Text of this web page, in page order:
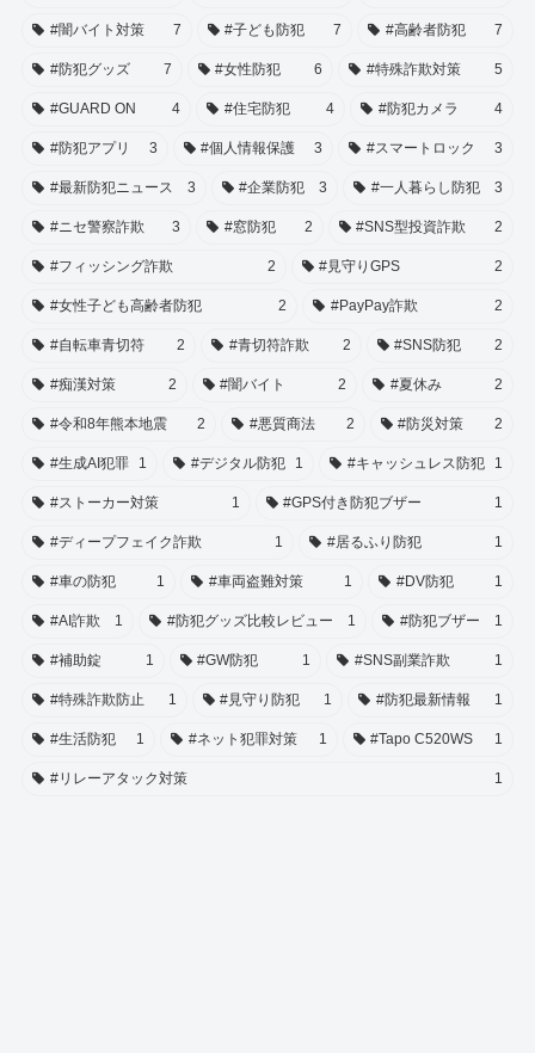
#闇バイト対策 7 #子ども防犯 7 #高齢者防犯 7
#防犯グッズ 7 #女性防犯 6 #特殊詐欺対策 5
#GUARD ON 4 #住宅防犯 4 #防犯カメラ 4
#防犯アプリ 3 #個人情報保護 3 #スマートロック 3
#最新防犯ニュース 3 #企業防犯 3 #一人暮らし防犯 3
#ニセ警察詐欺 3 #窓防犯 2 #SNS型投資詐欺 2
#フィッシング詐欺 2 #見守りGPS 2
#女性子ども高齢者防犯 2 #PayPay詐欺 2
#自転車青切符 2 #青切符詐欺 2 #SNS防犯 2
#痴漢対策 2 #闇バイト 2 #夏休み 2
#令和8年熊本地震 2 #悪質商法 2 #防災対策 2
#生成AI犯罪 1 #デジタル防犯 1 #キャッシュレス防犯 1
#ストーカー対策 1 #GPS付き防犯ブザー 1
#ディープフェイク詐欺 1 #居るふり防犯 1
#車の防犯 1 #車両盗難対策 1 #DV防犯 1
#AI詐欺 1 #防犯グッズ比較レビュー 1 #防犯ブザー 1
#補助錠 1 #GW防犯 1 #SNS副業詐欺 1
#特殊詐欺防止 1 #見守り防犯 1 #防犯最新情報 1
#生活防犯 1 #ネット犯罪対策 1 #Tapo C520WS 1
#リレーアタック対策 1